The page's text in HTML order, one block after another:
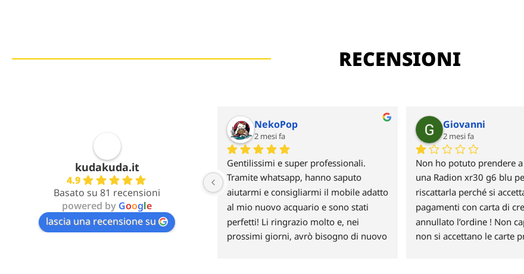
RECENSIONI
kudakuda.it
4.9
Basato su 81 recensioni
powered by Google
lascia una recensione su
NekoPop
2 mesi fa
Gentilissimi e super professionali.
Tramite whatsapp, hanno saputo
aiutarmi e consigliarmi il mobile adatto
al mio nuovo acquario e sono stati
perfetti! Li ringrazio molto e, nei
prossimi giorni, avrò bisogno di nuovo
Giovanni
2 mesi fa
Non ho potuto prendere
una Radion xr30 g6 blu
riscattarla perché si
pagamenti con carta di
annullato l’ordine ! Non
non si accettano le carte